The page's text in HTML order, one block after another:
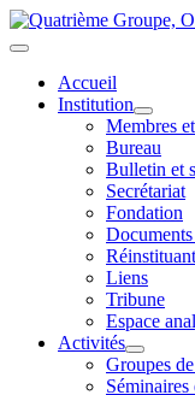
Accueil
Institution
Membres
Bureau
Bulletin et
Secrétariat
Fondation
Liens
Tribune
Espace
Activités
Groupes
Séminaires